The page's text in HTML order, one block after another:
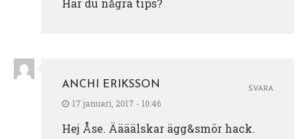
ANCHI ERIKSSON
17 januari, 2017 - 10:46
Hej Åse. Äääälskar ägg&smör hack.
SVARA